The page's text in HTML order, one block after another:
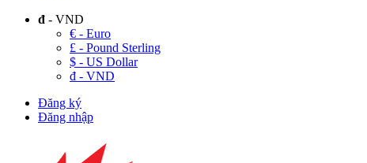
đ - VND
€ - Euro
£ - Pound Sterling
$ - US Dollar
đ - VND
Đăng ký
Đăng nhập